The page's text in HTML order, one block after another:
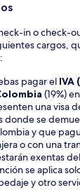
in o check-
cargos,
pagar el IVA
(19%)
una visa
donde se
y que
o con una
exentas
se aplica
y otro